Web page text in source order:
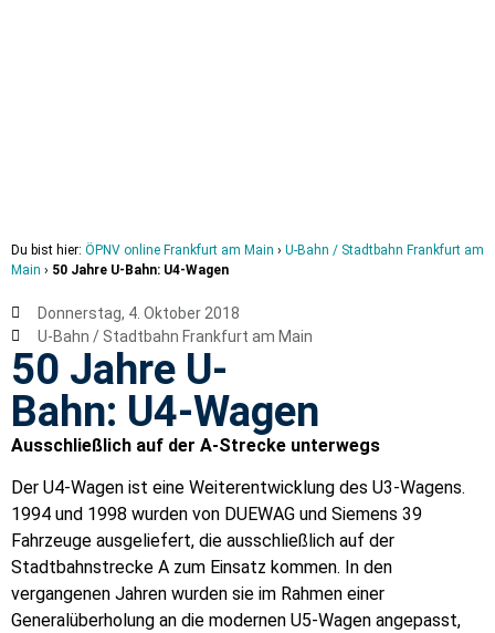
Du bist hier: ÖPNV online Frankfurt am Main › U-Bahn / Stadtbahn Frankfurt am
Main › 50 Jahre U-Bahn: U4-Wagen
Donnerstag, 4. Oktober 2018
U-Bahn / Stadtbahn Frankfurt am Main
50 Jahre U-
Bahn: U4-Wagen
Ausschließlich auf der A-Strecke unterwegs
Der U4-Wagen ist eine Weiterentwicklung des U3-Wagens.
1994 und 1998 wurden von DUEWAG und Siemens 39
Fahrzeuge ausgeliefert, die ausschließlich auf der
Stadtbahnstrecke A zum Einsatz kommen. In den
vergangenen Jahren wurden sie im Rahmen einer
Generalüberholung an die modernen U5-Wagen angepasst,